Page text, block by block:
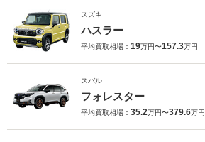
スズキ
ハスラー
平均買取相場： 19万円〜157.3万円
スバル
フォレスター
平均買取相場： 35.2万円〜379.6万円